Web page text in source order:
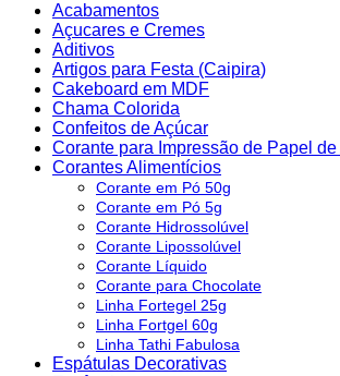
Acabamentos
Açucares e Cremes
Aditivos
Artigos para Festa (Caipira)
Cakeboard em MDF
Chama Colorida
Confeitos de Açúcar
Corante para Impressão de Papel de
Corantes Alimentícios
Corante em Pó 50g
Corante em Pó 5g
Corante Hidrossolúvel
Corante Lipossolúvel
Corante Líquido
Corante para Chocolate
Linha Fortegel 25g
Linha Fortgel 60g
Linha Tathi Fabulosa
Espátulas Decorativas